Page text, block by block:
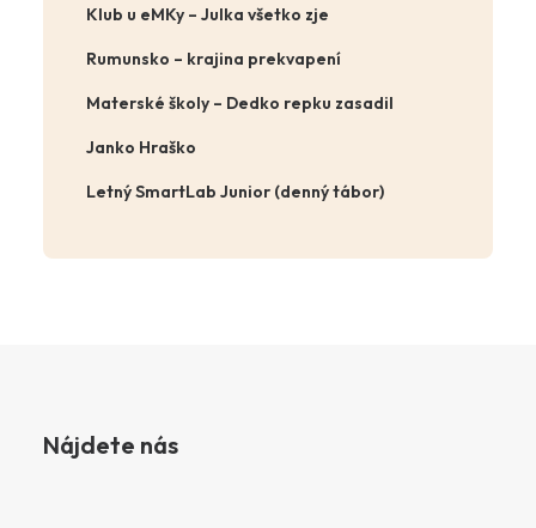
Klub u eMKy – Julka všetko zje
Rumunsko – krajina prekvapení
Materské školy – Dedko repku zasadil
Janko Hraško
Letný SmartLab Junior (denný tábor)
Nájdete nás